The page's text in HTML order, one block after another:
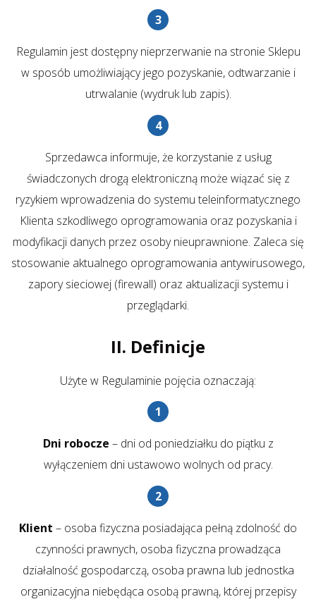
Regulamin jest dostępny nieprzerwanie na stronie Sklepu
w sposób umożliwiający jego pozyskanie, odtwarzanie i
utrwalanie (wydruk lub zapis).
Sprzedawca informuje, że korzystanie z usług
świadczonych drogą elektroniczną może wiązać się z
ryzykiem wprowadzenia do systemu teleinformatycznego
Klienta szkodliwego oprogramowania oraz pozyskania i
modyfikacji danych przez osoby nieuprawnione. Zaleca się
stosowanie aktualnego oprogramowania antywirusowego,
zapory sieciowej (firewall) oraz aktualizacji systemu i
przeglądarki.
II. Definicje
Użyte w Regulaminie pojęcia oznaczają:
Dni robocze – dni od poniedziałku do piątku z
wyłączeniem dni ustawowo wolnych od pracy.
Klient – osoba fizyczna posiadająca pełną zdolność do
czynności prawnych, osoba fizyczna prowadząca
działalność gospodarczą, osoba prawna lub jednostka
organizacyjna niebędąca osobą prawną, której przepisy